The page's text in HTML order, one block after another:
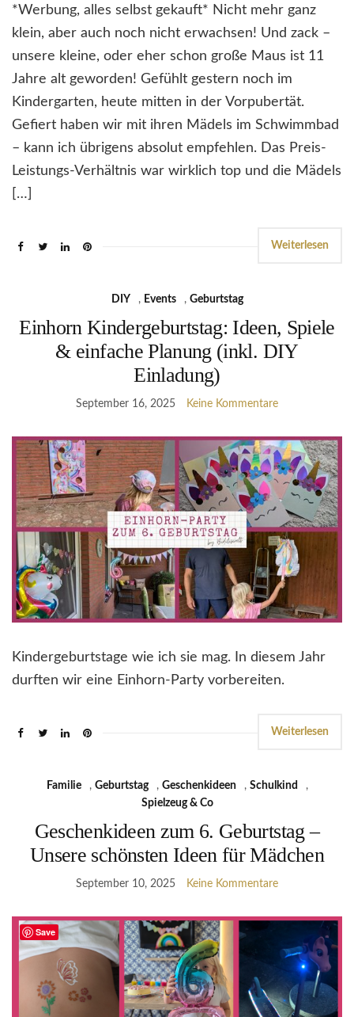
*Werbung, alles selbst gekauft* Nicht mehr ganz
klein, aber auch noch nicht erwachsen! Und zack –
unsere kleine, oder eher schon große Maus ist 11
Jahre alt geworden! Gefühlt gestern noch im
Kindergarten, heute mitten in der Vorpubertät.
Gefiert haben wir mit ihren Mädels im Schwimmbad
– kann ich übrigens absolut empfehlen. Das Preis-
Leistungs-Verhältnis war wirklich top und die Mädels
[…]
Weiterlesen
DIY , Events , Geburtstag
Einhorn Kindergeburtstag: Ideen, Spiele
& einfache Planung (inkl. DIY
Einladung)
September 16, 2025 Keine Kommentare
Kindergeburtstage wie ich sie mag. In diesem Jahr
durften wir eine Einhorn-Party vorbereiten.
Weiterlesen
Familie , Geburtstag , Geschenkideen , Schulkind
,
Spielzeug & Co
Geschenkideen zum 6. Geburtstag –
Unsere schönsten Ideen für Mädchen
September 10, 2025 Keine Kommentare
Save